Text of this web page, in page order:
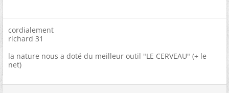
cordialement
richard 31
la nature nous a doté du meilleur outil "LE CERVEAU" (+ le
net)